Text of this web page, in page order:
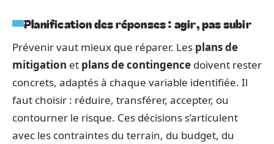
Planification des réponses : agir, pas subir
Prévenir vaut mieux que réparer. Les plans de
mitigation et plans de contingence doivent rester
concrets, adaptés à chaque variable identifiée. Il
faut choisir : réduire, transférer, accepter, ou
contourner le risque. Ces décisions s’articulent
avec les contraintes du terrain, du budget, du